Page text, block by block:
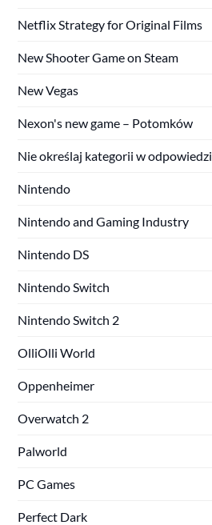
Netflix Strategy for Original Films
New Shooter Game on Steam
New Vegas
Nexon's new game – Potomków
Nie określaj kategorii w odpowiedzi.
Nintendo
Nintendo and Gaming Industry
Nintendo DS
Nintendo Switch
Nintendo Switch 2
OlliOlli World
Oppenheimer
Overwatch 2
Palworld
PC Games
Perfect Dark